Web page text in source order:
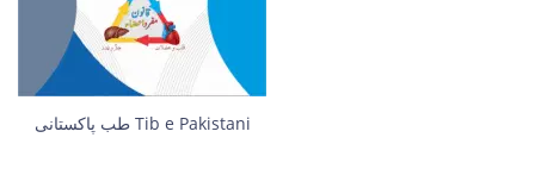
طب پاکستانی Tib e Pakistani